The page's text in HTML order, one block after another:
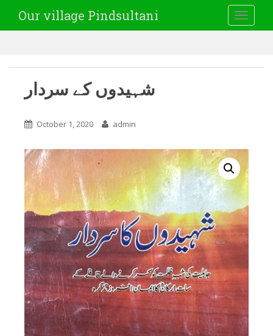
Our village Pindsultani
شہیدوں کے سردار
October 1, 2020 admin